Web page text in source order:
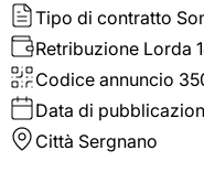
Tipo di contratto
Retribuzione Lorda
Codice annuncio
Data di
Città Sergnano